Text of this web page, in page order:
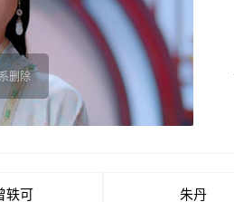
删除
轶可 朱丹